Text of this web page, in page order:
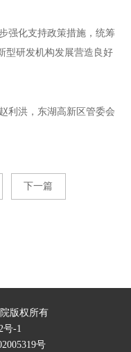
强化支持政策措施，统筹
型研发机构发展营造良好
利洪，东湖高新区管委会
下一篇
版权所有
号-1
号